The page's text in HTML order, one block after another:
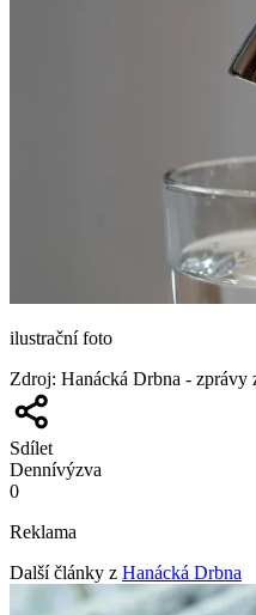
ilustrační foto
Zdroj: Hanácká Drbna - zprávy
Sdílet
Dennívýzva
0
Reklama
Další články z Hanácká Drbna